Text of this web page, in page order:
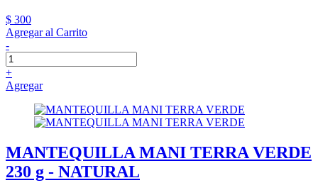
$ 300
Agregar al Carrito
-
+
Agregar
MANTEQUILLA MANI TERRA VERDE
230 g - NATURAL